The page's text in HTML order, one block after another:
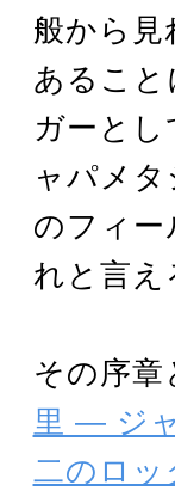
般から
あるこ
ガーと
ャパメ
のフィ
れと言え
その序
里 ― ジ
二のロッ